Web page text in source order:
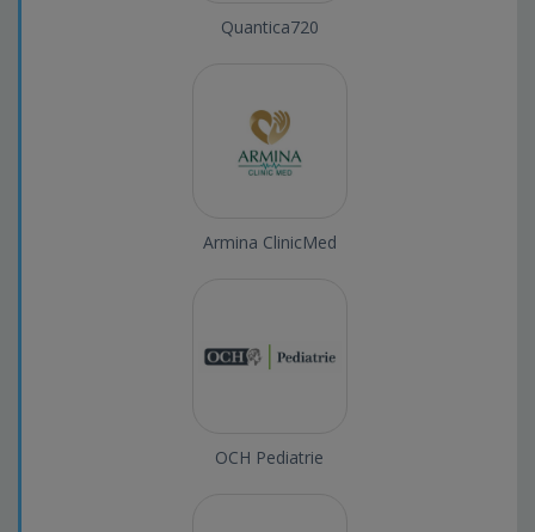
Quantica720
Armina ClinicMed
OCH Pediatrie